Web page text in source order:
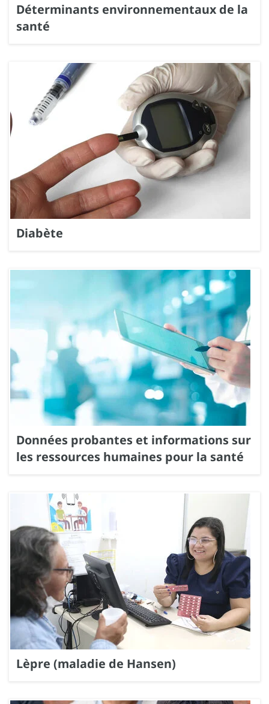
Déterminants environnementaux de la
santé
Diabète
Données probantes et informations sur
les ressources humaines pour la santé
Lèpre (maladie de Hansen)